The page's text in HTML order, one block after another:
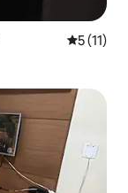
5 de uma
5 (11)